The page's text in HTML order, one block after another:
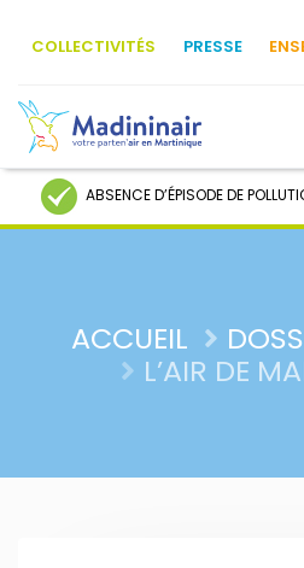
COLLECTIVITÉS PRESSE
ABSENCE D’ÉPISODE DE
ACCUEIL
L’AIR DE